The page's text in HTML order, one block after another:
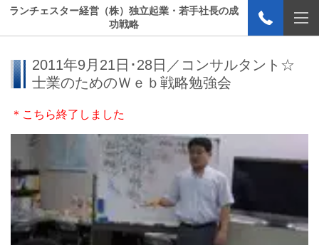
ランチェスター経営（株）独立起業・若手社長の成
功戦略
2011年9月21日･28日／コンサルタント☆
士業のためのＷｅｂ戦略勉強会
＊こちら終了しました